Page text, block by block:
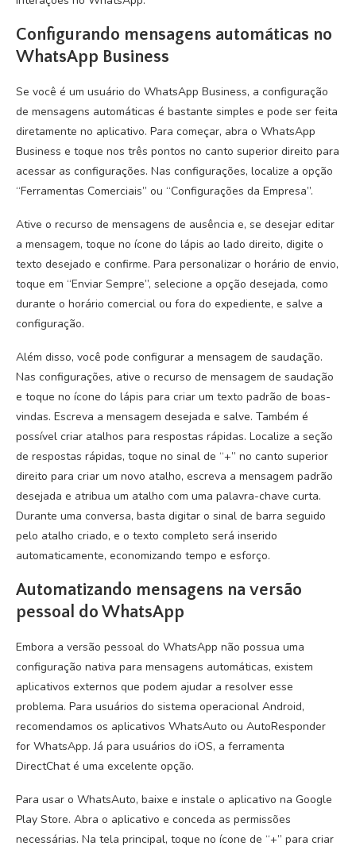
Configurando mensagens automáticas no
WhatsApp Business
Se você é um usuário do WhatsApp Business, a configuração
de mensagens automáticas é bastante simples e pode ser feita
diretamente no aplicativo. Para começar, abra o WhatsApp
Business e toque nos três pontos no canto superior direito para
acessar as configurações. Nas configurações, localize a opção
“Ferramentas Comerciais” ou “Configurações da Empresa”.
Ative o recurso de mensagens de ausência e, se desejar editar
a mensagem, toque no ícone do lápis ao lado direito, digite o
texto desejado e confirme. Para personalizar o horário de envio,
toque em “Enviar Sempre”, selecione a opção desejada, como
durante o horário comercial ou fora do expediente, e salve a
configuração.
Além disso, você pode configurar a mensagem de saudação.
Nas configurações, ative o recurso de mensagem de saudação
e toque no ícone do lápis para criar um texto padrão de boas-
vindas. Escreva a mensagem desejada e salve. Também é
possível criar atalhos para respostas rápidas. Localize a seção
de respostas rápidas, toque no sinal de “+” no canto superior
direito para criar um novo atalho, escreva a mensagem padrão
desejada e atribua um atalho com uma palavra-chave curta.
Durante uma conversa, basta digitar o sinal de barra seguido
pelo atalho criado, e o texto completo será inserido
automaticamente, economizando tempo e esforço.
Automatizando mensagens na versão
pessoal do WhatsApp
Embora a versão pessoal do WhatsApp não possua uma
configuração nativa para mensagens automáticas, existem
aplicativos externos que podem ajudar a resolver esse
problema. Para usuários do sistema operacional Android,
recomendamos os aplicativos WhatsAuto ou AutoResponder
for WhatsApp. Já para usuários do iOS, a ferramenta
DirectChat é uma excelente opção.
Para usar o WhatsAuto, baixe e instale o aplicativo na Google
Play Store. Abra o aplicativo e conceda as permissões
necessárias. Na tela principal, toque no ícone de “+” para criar